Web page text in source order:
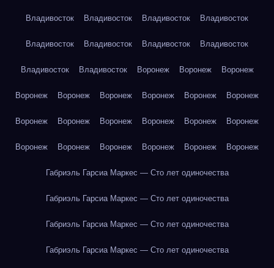
Владивосток Владивосток Владивосток Владивосток
Владивосток Владивосток Владивосток Владивосток
Владивосток Владивосток Воронеж Воронеж Воронеж
Воронеж Воронеж Воронеж Воронеж Воронеж Воронеж
Воронеж Воронеж Воронеж Воронеж Воронеж Воронеж
Воронеж Воронеж Воронеж Воронеж Воронеж Воронеж
Габриэль Гарсиа Маркес — Сто лет одиночества
Габриэль Гарсиа Маркес — Сто лет одиночества
Габриэль Гарсиа Маркес — Сто лет одиночества
Габриэль Гарсиа Маркес — Сто лет одиночества